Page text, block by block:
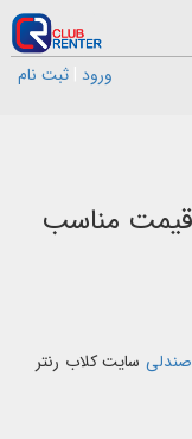
ورود ثبت نام
قیمت مناسب
صندلی سایت کلاب رنتر